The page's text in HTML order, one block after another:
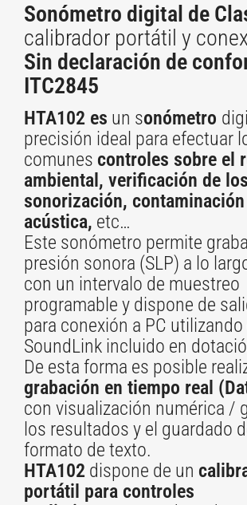
Sonómetro digital de
calibrador portátil y
Sin declaración de
ITC2845
HTA102 es un sonómetro
precisión ideal para efectuar
comunes controles sobre el
ambiental, verificación de
sonorización, contaminación
acústica, etc…
Este sonómetro permite
presión sonora (SLP) a lo
con un intervalo de muestreo
programable y dispone de
para conexión a PC
SoundLink incluido en
De esta forma es posible
grabación en tiempo real
con visualización numérica /
los resultados y el guardado
formato de texto.
HTA102 dispone de un
portátil para controles